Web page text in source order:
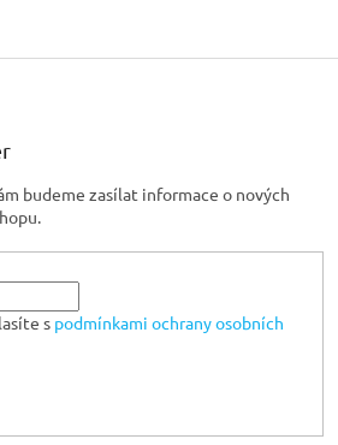
budeme zasílat informace o nových
s podmínkami ochrany osobních